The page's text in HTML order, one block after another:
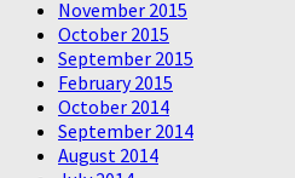
November 2015
October 2015
September 2015
February 2015
October 2014
September 2014
August 2014